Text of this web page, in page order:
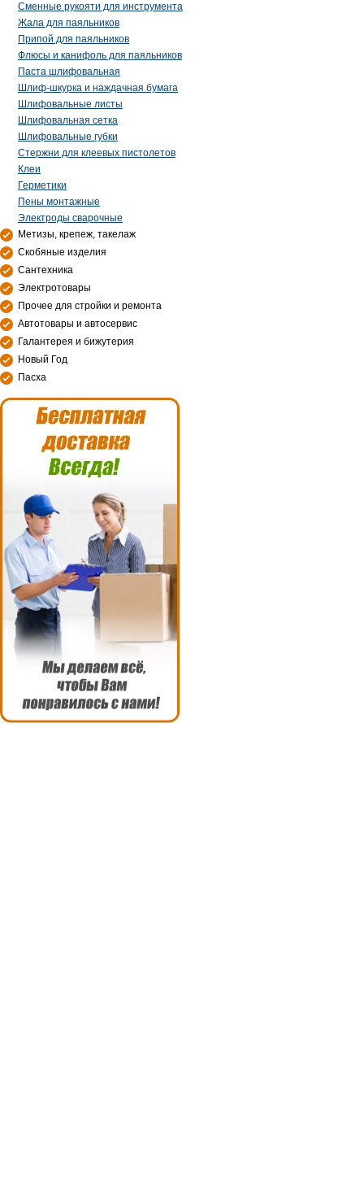
Сменные рукояти для инструмента
Жала для паяльников
Припой для паяльников
Флюсы и канифоль для паяльников
Паста шлифовальная
Шлиф-шкурка и наждачная бумага
Шлифовальные листы
Шлифовальная сетка
Шлифовальные губки
Стержни для клеевых пистолетов
Клеи
Герметики
Пены монтажные
Электроды сварочные
Метизы, крепеж, такелаж
Скобяные изделия
Сантехника
Электротовары
Прочее для стройки и ремонта
Автотовары и автосервис
Галантерея и бижутерия
Новый Год
Пасха